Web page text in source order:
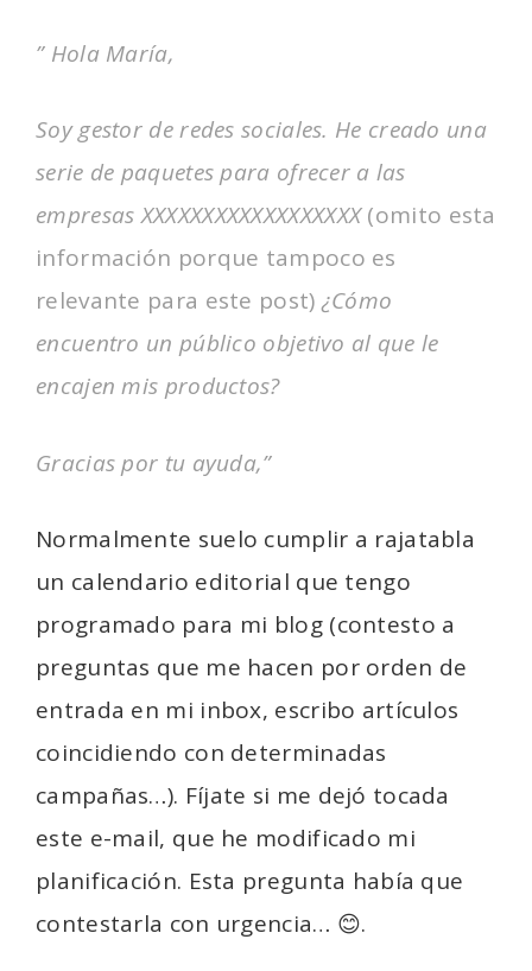
” Hola María,
Soy gestor de redes sociales. He creado una
serie de paquetes para ofrecer a las
empresas XXXXXXXXXXXXXXXXXX(omito esta
información porque tampoco es
relevante para este post)¿Cómo
encuentro un público objetivo al que le
encajen mis productos?
Gracias por tu ayuda,”
Normalmente suelo cumplir a rajatabla
un calendario editorial que tengo
programado para mi blog (contesto a
preguntas que me hacen por orden de
entrada en mi inbox, escribo artículos
coincidiendo con determinadas
campañas…). Fíjate si me dejó tocada
este e-mail, que he modificado mi
planificación. Esta pregunta había que
contestarla con urgencia… 😊.